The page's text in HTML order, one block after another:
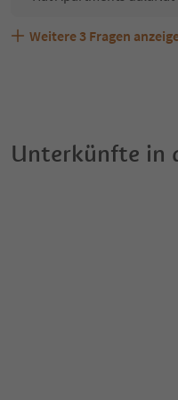
Sind Haustiere in der
Welche Services bietet
Weitere 3 Fragen
Unterkünfte in